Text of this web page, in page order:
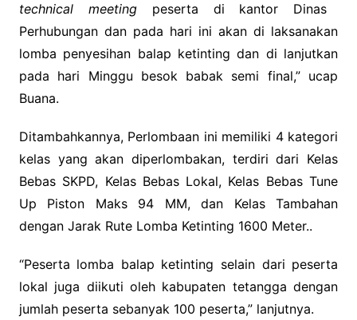
technical meetingpeserta di kantor Dinas
Perhubungan dan pada hari ini akan di laksanakan
lomba penyesihan balap ketinting dan di lanjutkan
pada hari Minggu besok babak semi final,” ucap
Buana.
Ditambahkannya, Perlombaan ini memiliki 4 kategori
kelas yang akan diperlombakan, terdiri dari Kelas
Bebas SKPD, Kelas Bebas Lokal, Kelas Bebas Tune
Up Piston Maks 94 MM, dan Kelas Tambahan
dengan Jarak Rute Lomba Ketinting 1600 Meter..
“Peserta lomba balap ketinting selain dari peserta
lokal juga diikuti oleh kabupaten tetangga dengan
jumlah peserta sebanyak 100 peserta,” lanjutnya.